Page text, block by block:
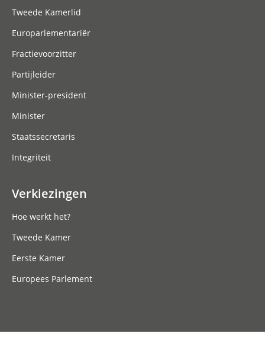
Tweede Kamerlid
Europarlementariër
Fractievoorzitter
Partijleider
Minister-president
Minister
Staatssecretaris
Integriteit
Verkiezingen
Hoe werkt het?
Tweede Kamer
Eerste Kamer
Europees Parlement